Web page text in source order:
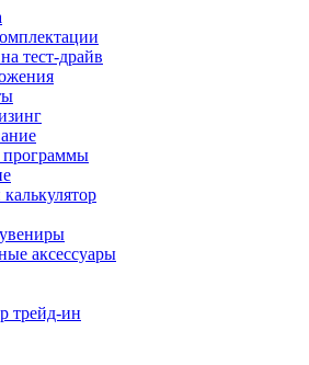
тест-драйв
аксессуары
трейд-ин